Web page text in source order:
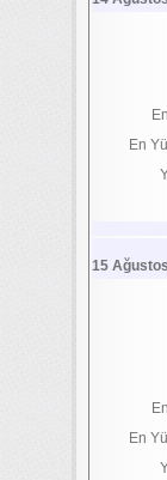
En
15
En